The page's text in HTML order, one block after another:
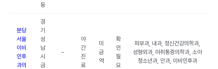
동
분당
서울
이비
인후
과의
경
기
성
남
시
금
-
야
간
진
료
미
금
역
확
인
필
요
피부과, 내과, 정신건강의학과,
성형외과, 마취통증의학과, 소아
청소년과, 안과, 이비인후과